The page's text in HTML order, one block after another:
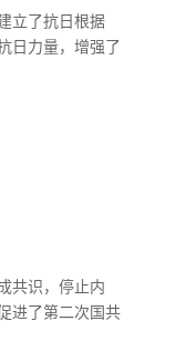
立了抗日根据
日力量，增强了
共识，停止内
进了第二次国共